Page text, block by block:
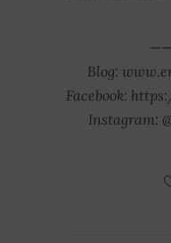
Blog:
Facebook:
Instagram: